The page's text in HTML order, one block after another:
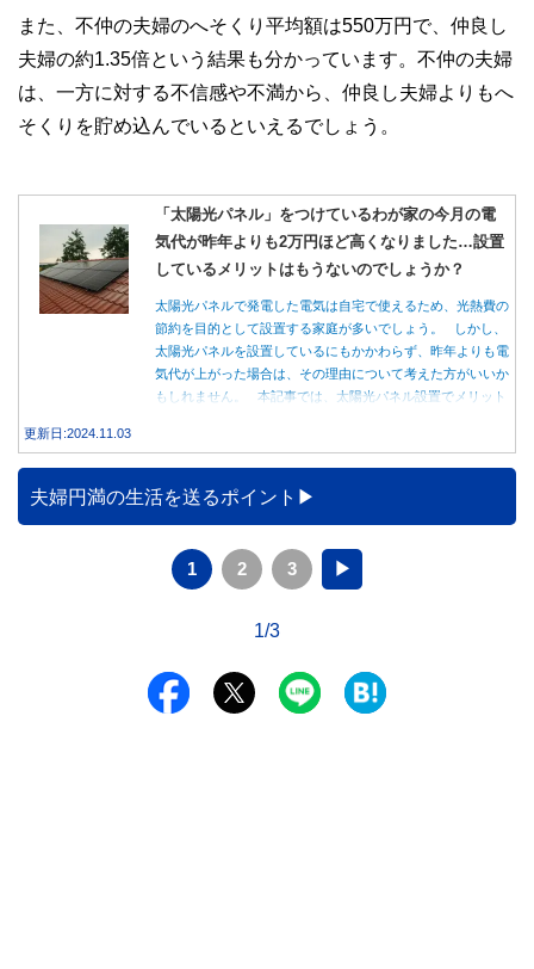
また、不仲の夫婦のへそくり平均額は550万円で、仲良し
夫婦の約1.35倍という結果も分かっています。不仲の夫婦
は、一方に対する不信感や不満から、仲良し夫婦よりもへ
そくりを貯め込んでいるといえるでしょう。
「太陽光パネル」をつけているわが家の今月の電
気代が昨年よりも2万円ほど高くなりました…設置
しているメリットはもうないのでしょうか？
太陽光パネルで発電した電気は自宅で使えるため、光熱費の
節約を目的として設置する家庭が多いでしょう。 しかし、
太陽光パネルを設置しているにもかかわらず、昨年よりも電
気代が上がった場合は、その理由について考えた方がいいか
もしれません。 本記事では、太陽光パネル設置でメリット
更新日:2024.11.03
夫婦円満の生活を送るポイント
1 2 3 ▶
1/3